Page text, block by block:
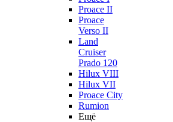
Proace II
Proace
Verso II
Land
Cruiser
Prado 120
Hilux VIII
Hilux VII
Proace City
Rumion
Ещё